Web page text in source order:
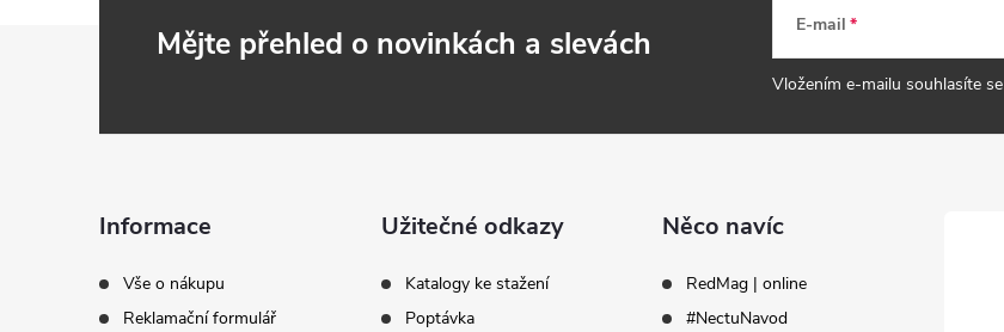
Mějte přehled o novinkách a slevách E-mail
Vložením e-mailu souhlasíte se
Informace
Vše o nákupu
Reklamační formulář
Užitečné odkazy
Katalogy ke stažení
Poptávka
Něco navíc
RedMag | online
#NectuNavod